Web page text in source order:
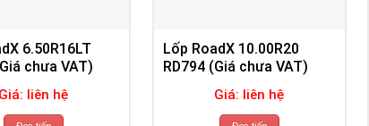
6.50R16LT
chưa VAT)
liên hệ
Lốp RoadX 10.00R20
RD794 (Giá chưa VAT)
Giá: liên hệ